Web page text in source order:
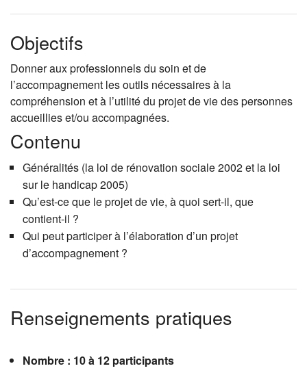
Objectifs
Donner aux professionnels du soin et de
l’accompagnement les outils nécessaires à la
compréhension et à l’utilité du projet de vie des personnes
accueillies et/ou accompagnées.
Contenu
Généralités (la loi de rénovation sociale 2002 et la loi
sur le handicap 2005)
Qu’est-ce que le projet de vie, à quoi sert-il, que
contient-il ?
Qui peut participer à l’élaboration d’un projet
d’accompagnement ?
Renseignements pratiques
Nombre : 10 à 12 participants